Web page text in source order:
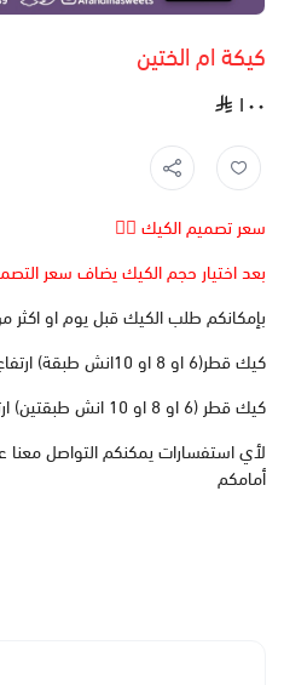
كيكة ام الختين
١٠٠
سعر تصميم الكيك 👆🏻
بعد اختيار حجم الكيك يضاف سعر
بإمكانكم طلب الكيك قبل يوم او اكثر
كيك قطر(6 او 8 او 10انش طبقة) ارتفاع 8 سم
كيك قطر (6 او 8 او 10 انش طبقتين) ارتفاع 16 سم
لأي استفسارات يمكنكم التواصل معنا
أمامكم